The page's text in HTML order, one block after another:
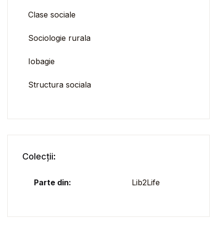
Clase sociale
Sociologie rurala
Iobagie
Structura sociala
Colecții:
Parte din: Lib2Life